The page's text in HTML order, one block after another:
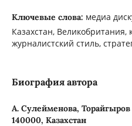
Ключевые слова: медиа
Казахстан, Великобритания,
журналистский стиль,
Биография автора
А. Сулейменова,
140000, Казахстан